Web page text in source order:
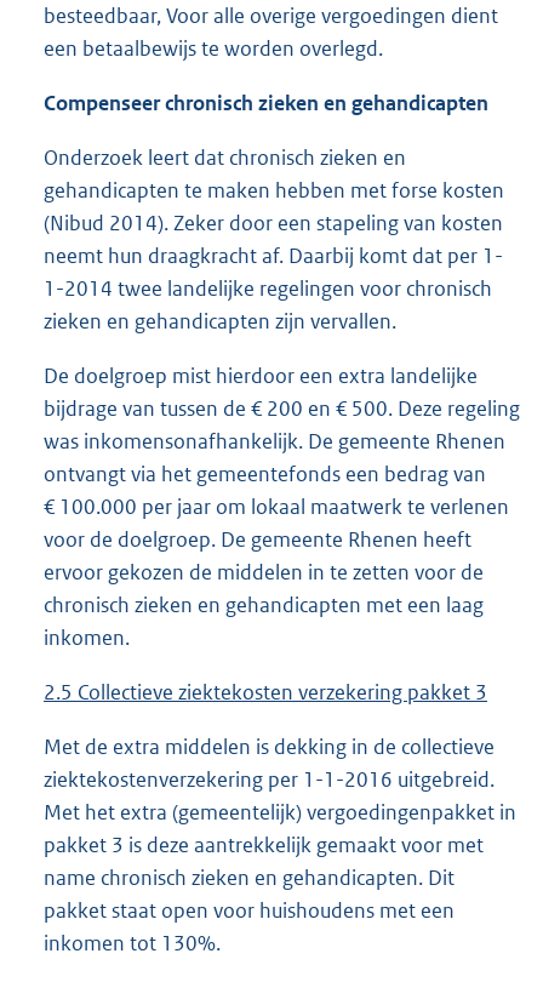
besteedbaar, Voor alle overige vergoedingen dient
een betaalbewijs te worden overlegd.
Compenseer chronisch zieken en gehandicapten
Onderzoek leert dat chronisch zieken en
gehandicapten te maken hebben met forse kosten
(Nibud 2014). Zeker door een stapeling van kosten
neemt hun draagkracht af. Daarbij komt dat per 1-
1-2014 twee landelijke regelingen voor chronisch
zieken en gehandicapten zijn vervallen.
De doelgroep mist hierdoor een extra landelijke
bijdrage van tussen de € 200 en € 500. Deze regeling
was inkomensonafhankelijk. De gemeente Rhenen
ontvangt via het gemeentefonds een bedrag van
€ 100.000 per jaar om lokaal maatwerk te verlenen
voor de doelgroep. De gemeente Rhenen heeft
ervoor gekozen de middelen in te zetten voor de
chronisch zieken en gehandicapten met een laag
inkomen.
2.5 Collectieve ziektekosten verzekering pakket 3
Met de extra middelen is dekking in de collectieve
ziektekostenverzekering per 1-1-2016 uitgebreid.
Met het extra (gemeentelijk) vergoedingenpakket in
pakket 3 is deze aantrekkelijk gemaakt voor met
name chronisch zieken en gehandicapten. Dit
pakket staat open voor huishoudens met een
inkomen tot 130%.